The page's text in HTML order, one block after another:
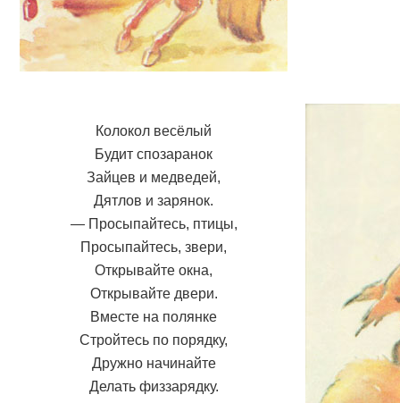
Колокол весёлый
Будит спозаранок
Зайцев и медведей,
Дятлов и зарянок.
— Просыпайтесь, птицы,
Просыпайтесь, звери,
Открывайте окна,
Открывайте двери.
Вместе на полянке
Стройтесь по порядку,
Дружно начинайте
Делать физзарядку.